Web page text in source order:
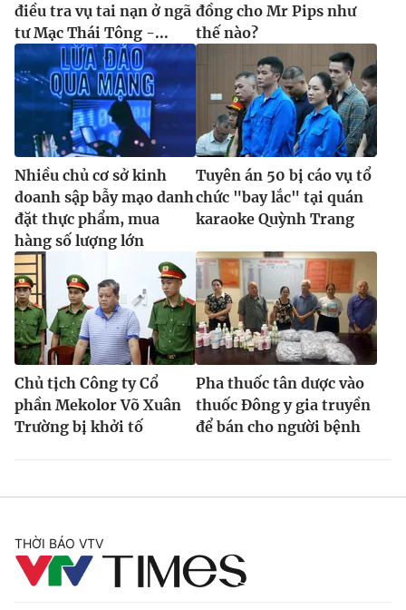
điều tra vụ tai nạn ở ngã
tư Mạc Thái Tông -...
đồng cho Mr Pips như
thế nào?
Nhiều chủ cơ sở kinh
doanh sập bẫy mạo danh
đặt thực phẩm, mua
hàng số lượng lớn
Tuyên án 50 bị cáo vụ tổ
chức "bay lắc" tại quán
karaoke Quỳnh Trang
Chủ tịch Công ty Cổ
phần Mekolor Võ Xuân
Trường bị khởi tố
Pha thuốc tân dược vào
thuốc Đông y gia truyền
để bán cho người bệnh
THỜI BÁO VTV